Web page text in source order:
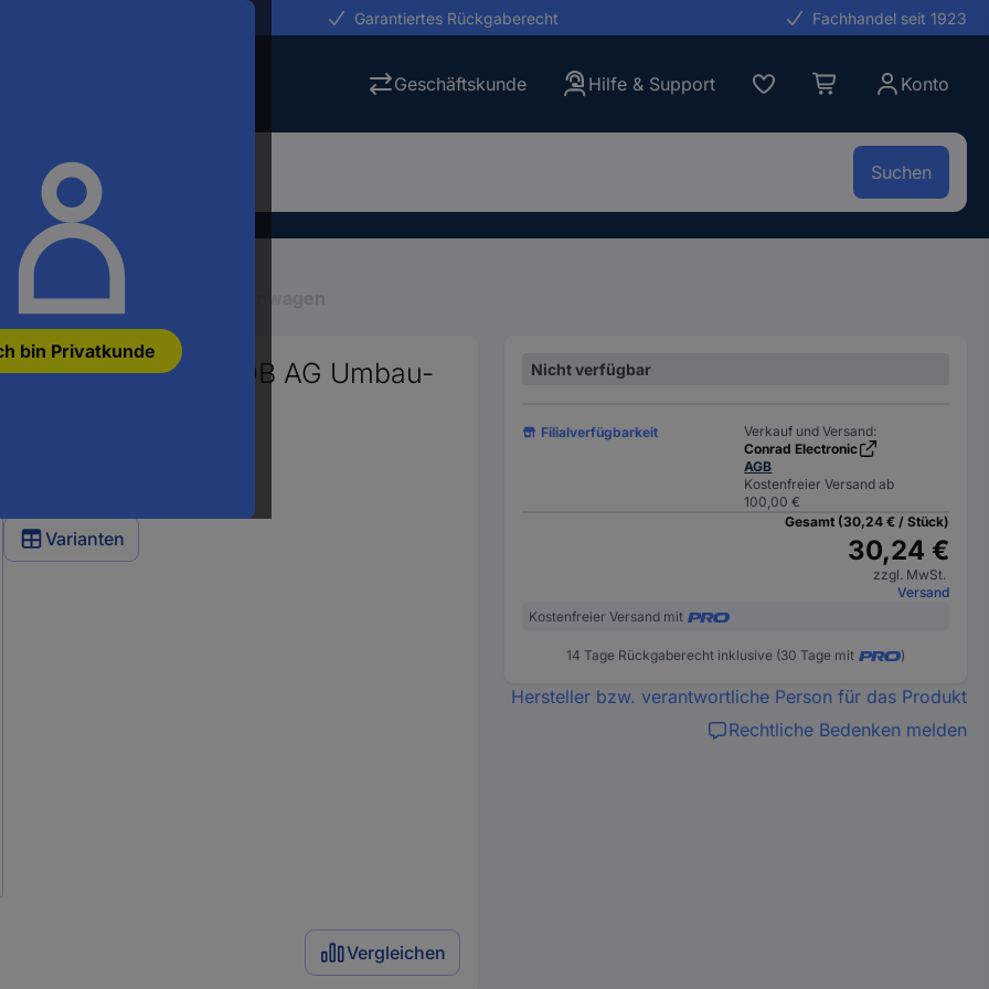
bin Privatkunde
Garantiertes Rückgaberecht Fachhandel seit 1923
Geschäftskunde Hilfe & Support Konto
Suchen
N Waggons N Personenwagen
RWE der DB AG Umbau-
Varianten
Vergleichen
Nicht verfügbar
Filialverfügbarkeit
Verkauf und Versand:
Conrad Electronic
AGB
Kostenfreier Versand ab
100,00 €
Gesamt (30,24 € / Stück)
30,24 €
zzgl. MwSt.
Versand
Kostenfreier Versand mit
14 Tage Rückgaberecht inklusive (30 Tage mit )
Hersteller bzw. verantwortliche Person für das Produkt
Rechtliche Bedenken melden